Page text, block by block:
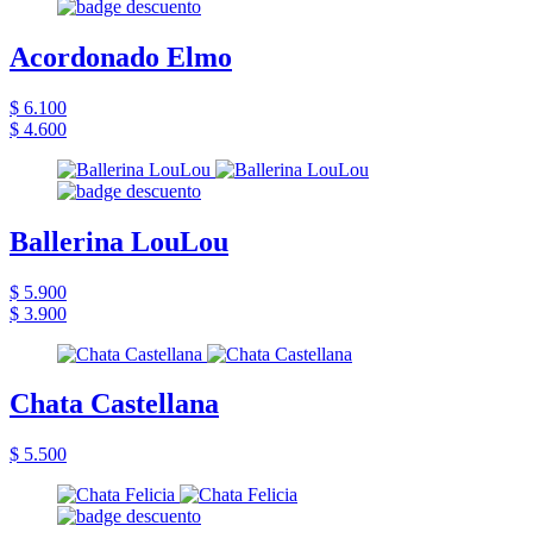
Acordonado Elmo
$ 6.100
$ 4.600
Ballerina LouLou
$ 5.900
$ 3.900
Chata Castellana
$ 5.500